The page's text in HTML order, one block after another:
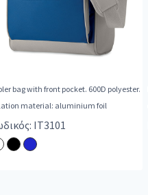
bag with front pocket. 600D polyester.
material: aluminium foil
IT3101